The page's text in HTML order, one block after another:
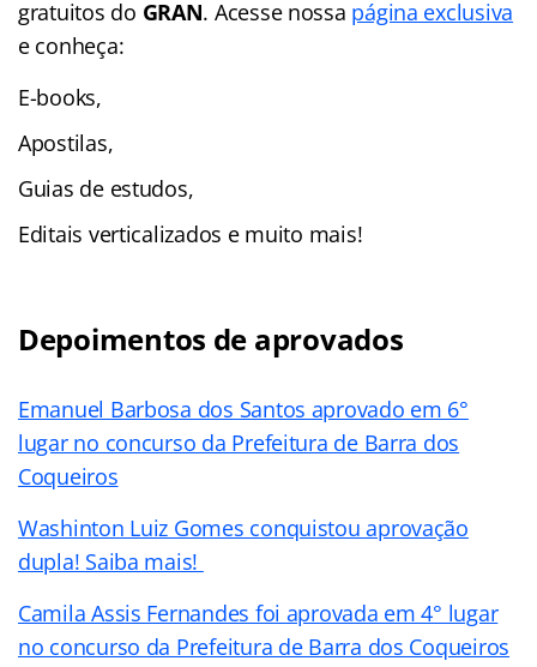
gratuitos do GRAN. Acesse nossa página exclusiva
e conheça:
E-books,
Apostilas,
Guias de estudos,
Editais verticalizados e muito mais!
Depoimentos de aprovados
Emanuel Barbosa dos Santos aprovado em 6°
lugar no concurso da Prefeitura de Barra dos
Coqueiros
Washinton Luiz Gomes conquistou aprovação
dupla! Saiba mais!
Camila Assis Fernandes foi aprovada em 4° lugar
no concurso da Prefeitura de Barra dos Coqueiros